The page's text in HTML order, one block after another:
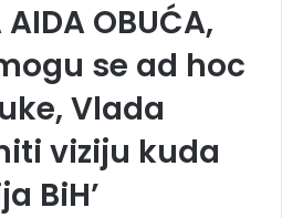
AIDA OBUĆA,
mogu se ad hoc
Vlada
viziju kuda
BiH’